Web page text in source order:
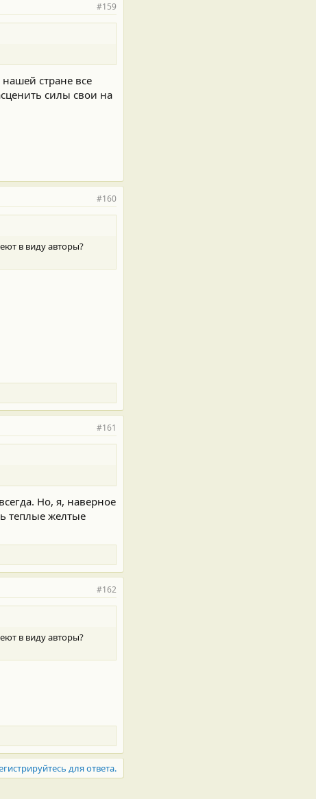
#159
стране все
силы свои на
#160
в виду авторы?
#161
Но, я, наверное
теплые желтые
#162
в виду авторы?
для ответа.